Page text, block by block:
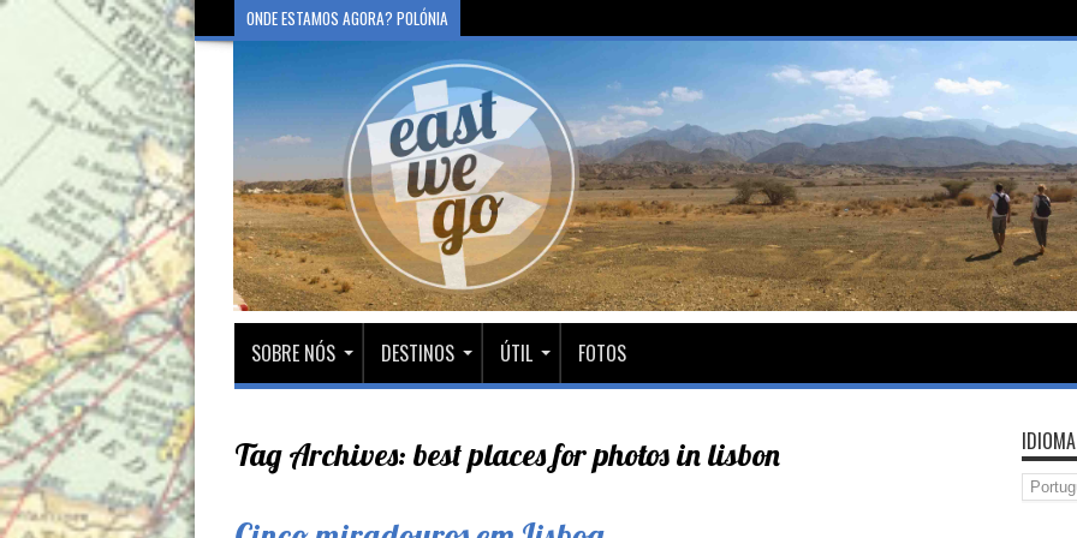
ONDE ESTAMOS AGORA? POLÓNIA
SOBRE NÓS DESTINOS ÚTIL FOTOS
Tag Archives: best places for photos in lisbon